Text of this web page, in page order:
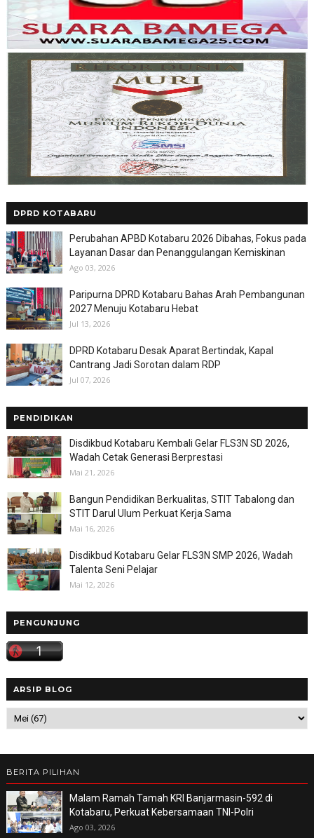
DPRD KOTABARU
Perubahan APBD Kotabaru 2026 Dibahas, Fokus pada
Layanan Dasar dan Penanggulangan Kemiskinan
Ago 03, 2026
Paripurna DPRD Kotabaru Bahas Arah Pembangunan
2027 Menuju Kotabaru Hebat
Jul 13, 2026
DPRD Kotabaru Desak Aparat Bertindak, Kapal
Cantrang Jadi Sorotan dalam RDP
Jul 07, 2026
PENDIDIKAN
Disdikbud Kotabaru Kembali Gelar FLS3N SD 2026,
Wadah Cetak Generasi Berprestasi
Mai 21, 2026
Bangun Pendidikan Berkualitas, STIT Tabalong dan
STIT Darul Ulum Perkuat Kerja Sama
Mai 16, 2026
Disdikbud Kotabaru Gelar FLS3N SMP 2026, Wadah
Talenta Seni Pelajar
Mai 12, 2026
PENGUNJUNG
ARSIP BLOG
BERITA PILIHAN
Malam Ramah Tamah KRI Banjarmasin-592 di
Kotabaru, Perkuat Kebersamaan TNI-Polri
Ago 03, 2026